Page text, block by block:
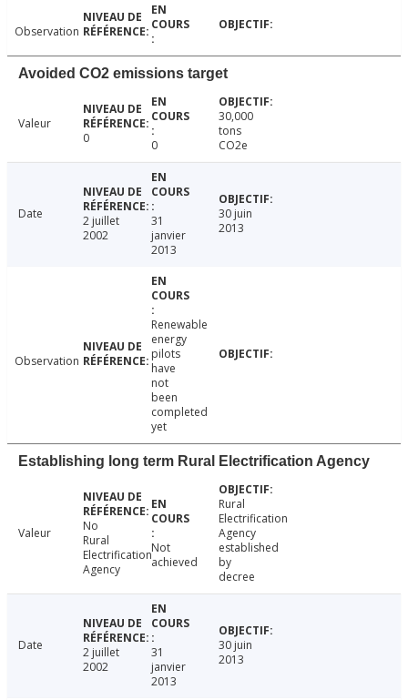
Observation
Avoided CO2 emissions target
Valeur
0
0
30,000
tons
CO2e
Date
2 juillet
2002
31
janvier
2013
30 juin
2013
Observation
Renewable
energy
pilots
have
not
been
completed
yet
Establishing long term Rural Electrification Agency
Valeur
No
Rural
Electrification
Agency
Not
achieved
Rural
Electrification
Agency
established
by
decree
Date
2 juillet
2002
31
janvier
2013
30 juin
2013